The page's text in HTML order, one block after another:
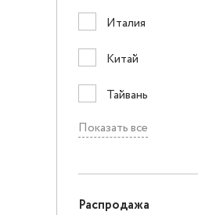
Италия
Китай
Тайвань
Показать все
Распродажа